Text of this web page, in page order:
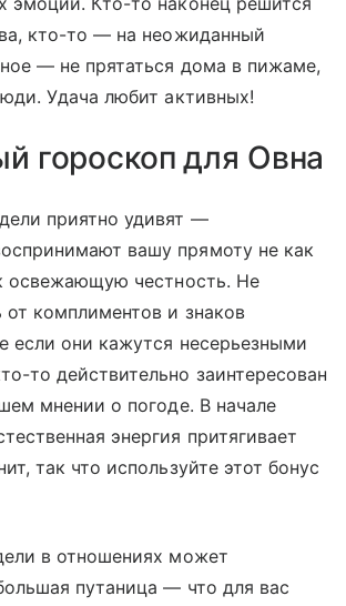
кто-то — на неожиданный
— не прятаться дома в пижаме,
Удача любит активных!
гороскоп для Овна
приятно удивят —
вашу прямоту не как
освежающую честность. Не
от комплиментов и знаков
если они кажутся несерьезными
то действительно заинтересован
мнении о погоде. В начале
энергия притягивает
так что используйте этот бонус
в отношениях может
путаница — что для вас